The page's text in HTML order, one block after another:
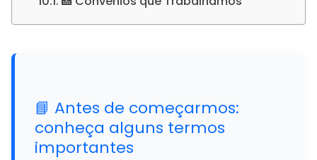
📘 Antes de começarmos:
conheça alguns termos
importantes